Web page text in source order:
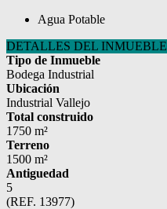
Agua Potable
DETALLES DEL INMUEBLE
Tipo de Inmueble
Bodega Industrial
Ubicación
Industrial Vallejo
Total construido
1750 m²
Terreno
1500 m²
Antiguedad
5
(REF. 13977)